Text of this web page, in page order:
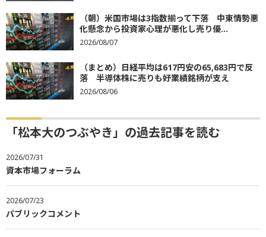
（朝）米国市場は3指数揃って下落 中東情勢悪
化懸念から投資家心理が悪化し売り優...
2026/08/07
（まとめ）日経平均は617円安の65,683円で反
落 半導体株に売りも好業績銘柄が支え
2026/08/06
「松本大のつぶやき」の過去記事を読む
2026/07/31
資本市場フォーラム
2026/07/23
パブリックコメント